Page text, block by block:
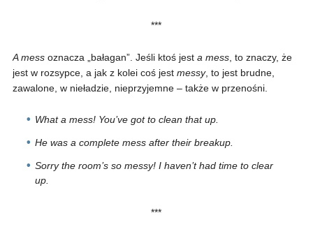
***
A messoznacza „bałagan”. Jeśli ktoś jest a mess, to znaczy, że
jest w rozsypce, a jak z kolei coś jest messy, to jest brudne,
zawalone, w nieładzie, nieprzyjemne – także w przenośni.
What a mess! You’ve got to clean that up.
He was a complete mess after their breakup.
Sorry the room’s so messy! I haven’t had time to clear
up.
***